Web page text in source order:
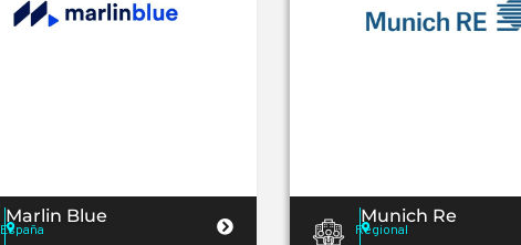
Marlin Blue
España
Munich Re
Regional